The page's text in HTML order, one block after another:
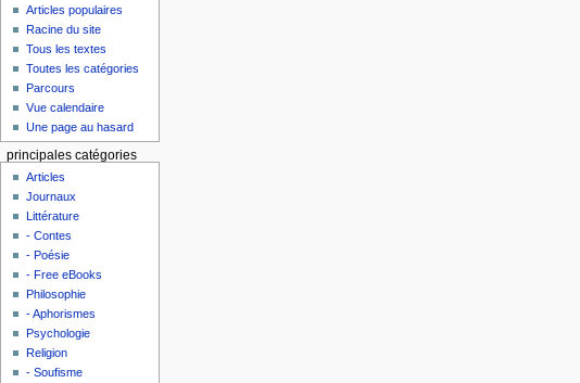
Articles populaires
Racine du site
Tous les textes
Toutes les catégories
Parcours
Vue calendaire
Une page au hasard
principales catégories
Articles
Journaux
Littérature
- Contes
- Poésie
- Free eBooks
Philosophie
- Aphorismes
Psychologie
Religion
- Soufisme